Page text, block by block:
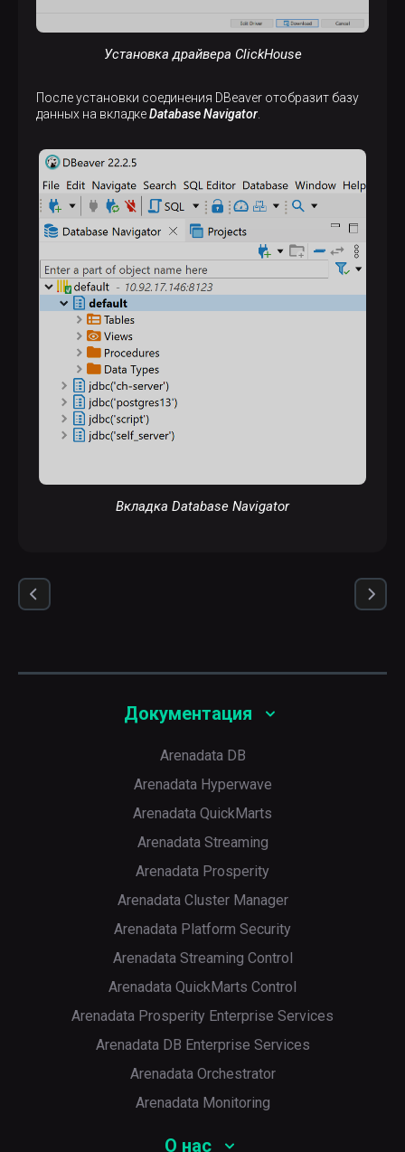
Установка драйвера ClickHouse
После установки соединения DBeaver отобразит базу
данных на вкладкеDatabase Navigator
Вкладка Database Navigator
Документация
Arenadata DB
Arenadata Hyperwave
Arenadata QuickMarts
Arenadata Streaming
Arenadata Prosperity
Arenadata Cluster Manager
Arenadata Platform Security
Arenadata Streaming Control
Arenadata QuickMarts Control
Arenadata Prosperity Enterprise Services
Arenadata DB Enterprise Services
Arenadata Orchestrator
Arenadata Monitoring
О нас